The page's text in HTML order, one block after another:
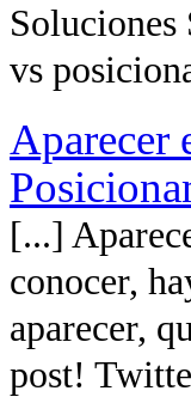
Soluciones
vs
Aparecer
[...]
conocer,
aparecer,
post!